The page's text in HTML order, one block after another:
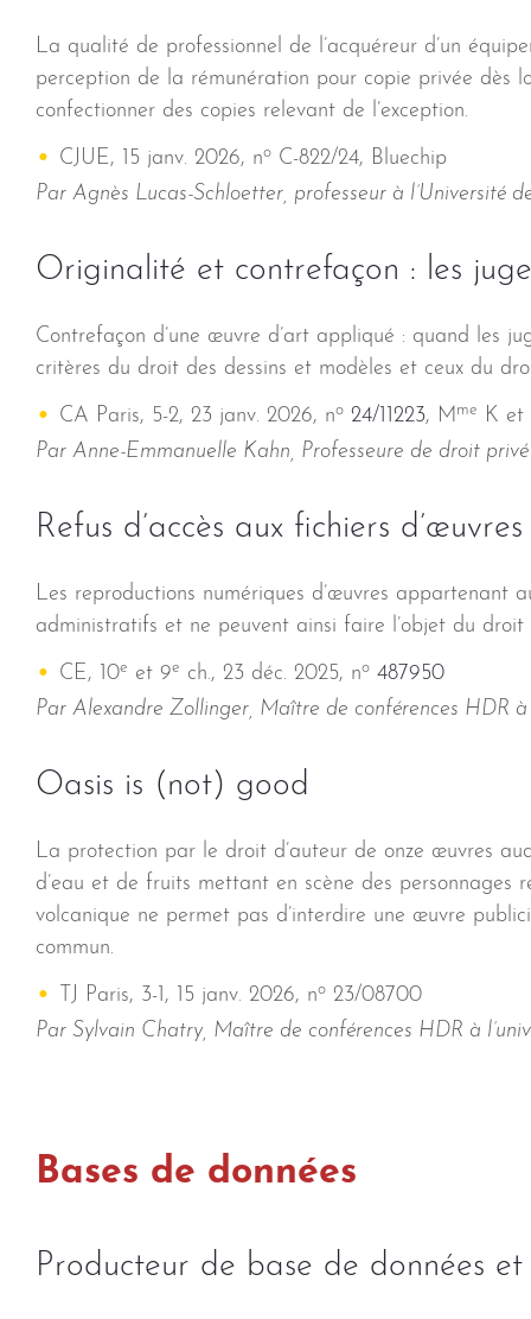
La qualité de professionnel de l’acquéreur d’un
perception de la rémunération pour copie privée dès
confectionner des copies relevant de l’exception.
CJUE, 15 janv. 2026, no C-822/24, Bluechip
Par Agnès Lucas-Schloetter, professeur à l’Université
Originalité et contrefaçon : les
Contrefaçon d’une œuvre d’art appliqué : quand les
critères du droit des dessins et modèles et ceux du
CA Paris, 5-2, 23 janv. 2026, no 24/11223, Mme
K et
Par Anne-Emmanuelle Kahn, Professeure de droit
Refus d’accès aux fichiers
Les reproductions numériques d’œuvres appartenant
administratifs et ne peuvent ainsi faire l’objet du droit
CE, 10e et 9e ch., 23 déc. 2025, no 487950
Par Alexandre Zollinger, Maître de conférences HDR à
Oasis is (not) good
La protection par le droit d’auteur de onze œuvres
d’eau et de fruits mettant en scène des personnages
volcanique ne permet pas d’interdire une œuvre
commun.
TJ Paris, 3-1, 15 janv. 2026, no 23/08700
Par Sylvain Chatry, Maître de conférences HDR à
Bases de données
Producteur de base de données et